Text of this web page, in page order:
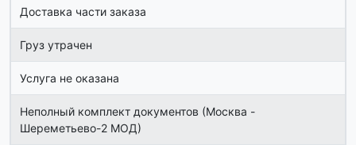
Доставка части заказа
Груз утрачен
Услуга не оказана
Неполный комплект документов (Москва -
Шереметьево-2 МОД)